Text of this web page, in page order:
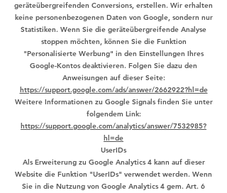
geräteübergreifenden Conversions, erstellen. Wir erhalten
keine personenbezogenen Daten von Google, sondern nur
Statistiken. Wenn Sie die geräteübergreifende Analyse
stoppen möchten, können Sie die Funktion
"Personalisierte Werbung" in den Einstellungen Ihres
Google-Kontos deaktivieren. Folgen Sie dazu den
Anweisungen auf dieser Seite:
https://support.google.com/ads/answer/2662922?hl=de
Weitere Informationen zu Google Signals finden Sie unter
folgendem Link:
https://support.google.com/analytics/answer/7532985?
hl=de
UserIDs
Als Erweiterung zu Google Analytics 4 kann auf dieser
Website die Funktion "UserIDs" verwendet werden. Wenn
Sie in die Nutzung von Google Analytics 4 gem. Art. 6